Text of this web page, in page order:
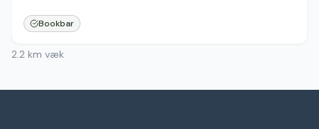
Bookbar
2.2 km væk